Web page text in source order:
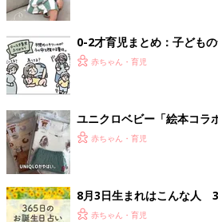
0-2才育児まとめ：子ども
赤ちゃん・育児
ユニクロベビー「絵本コラ
5選赤ちゃん・育児
8月3日生まれはこんな人
赤ちゃん・育児